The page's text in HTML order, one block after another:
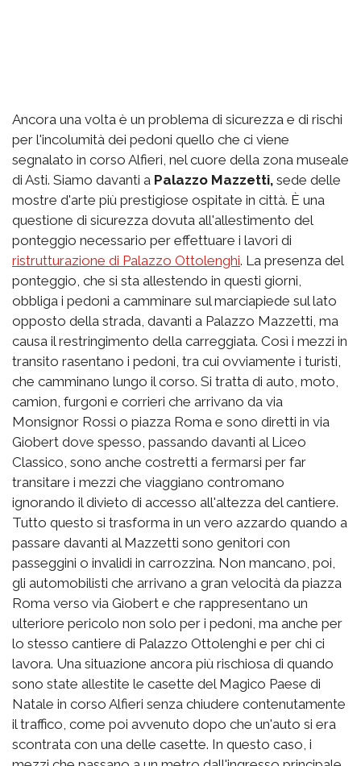
Ancora una volta è un problema di sicurezza e di rischi
per l'incolumità dei pedoni quello che ci viene
segnalato in corso Alfieri, nel cuore della zona museale
di Asti. Siamo davanti a Palazzo Mazzetti, sede delle
mostre d'arte più prestigiose ospitate in città. È una
questione di sicurezza dovuta all'allestimento del
ponteggio necessario per effettuare i lavori di
ristrutturazione di Palazzo Ottolenghi. La presenza del
ponteggio, che si sta allestendo in questi giorni,
obbliga i pedoni a camminare sul marciapiede sul lato
opposto della strada, davanti a Palazzo Mazzetti, ma
causa il restringimento della carreggiata. Così i mezzi in
transito rasentano i pedoni, tra cui ovviamente i turisti,
che camminano lungo il corso. Si tratta di auto, moto,
camion, furgoni e corrieri che arrivano da via
Monsignor Rossi o piazza Roma e sono diretti in via
Giobert dove spesso, passando davanti al Liceo
Classico, sono anche costretti a fermarsi per far
transitare i mezzi che viaggiano contromano
ignorando il divieto di accesso all'altezza del cantiere.
Tutto questo si trasforma in un vero azzardo quando a
passare davanti al Mazzetti sono genitori con
passeggini o invalidi in carrozzina. Non mancano, poi,
gli automobilisti che arrivano a gran velocità da piazza
Roma verso via Giobert e che rappresentano un
ulteriore pericolo non solo per i pedoni, ma anche per
lo stesso cantiere di Palazzo Ottolenghi e per chi ci
lavora. Una situazione ancora più rischiosa di quando
sono state allestite le casette del Magico Paese di
Natale in corso Alfieri senza chiudere contenutamente
il traffico, come poi avvenuto dopo che un'auto si era
scontrata con una delle casette. In questo caso, i